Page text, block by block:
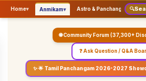
Home▾ Anmikam▾ Astro & Panchangam▾
🔍
🌐 Community Forum (37,300+
❓ Ask Question / Q&A
✨ 🌟 Tamil Panchangam 2026-2027